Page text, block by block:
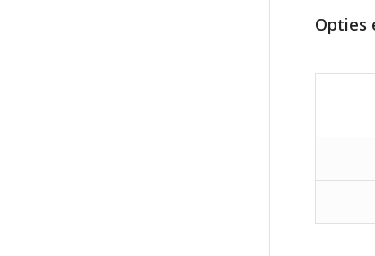
Opties